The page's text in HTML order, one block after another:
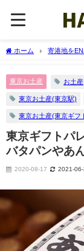
ホーム 寄港地を
東京お土産 お土産
東京お土産(東京駅)
東京お土産(東京ギフ
東京ギフトパ
バタパンやあ
2020-08-17 2021-06-